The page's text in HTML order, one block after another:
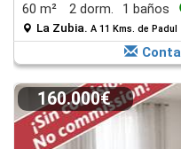
60 m² 2 dorm. 1 baños
La Zubia. A 11 Kms. de Padul
160.000€